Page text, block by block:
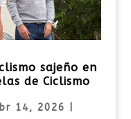
sajeño en
de Ciclismo
14, 2026